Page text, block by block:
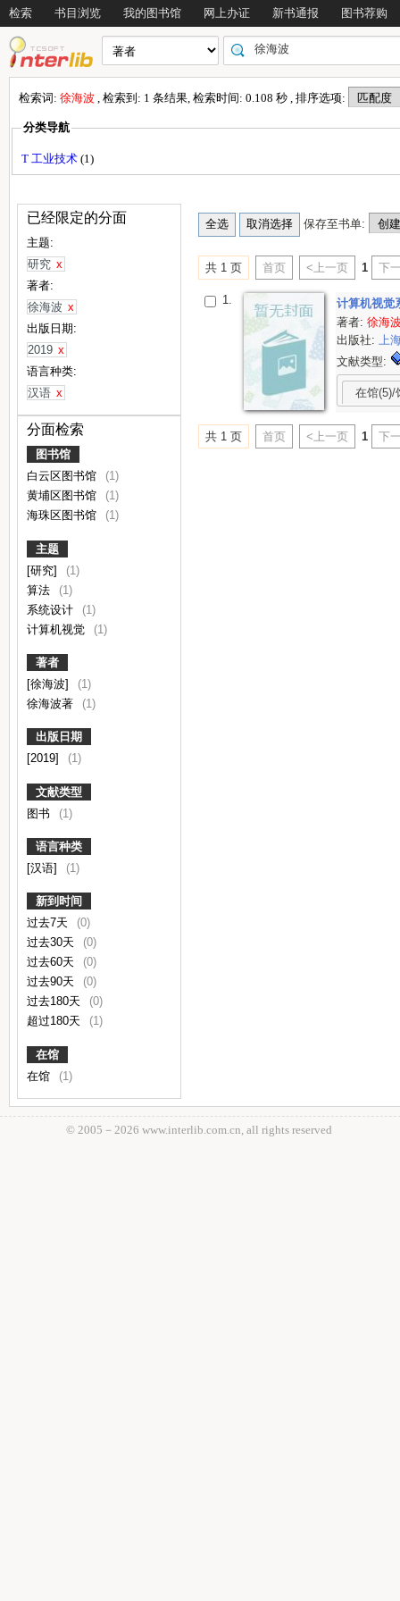
检索 书目浏览 我的图书馆 网上办证 新书通报 图书荐购
检索词: 徐海波 , 检索到: 1 条结果, 检索时间: 0.108 秒 , 排序选项:
分类导航
T 工业技术 (1)
已经限定的分面
主题:
研究 x
著者:
徐海波 x
出版日期:
2019 x
语言种类:
汉语 x
分面检索
图书馆
白云区图书馆
(1)
黄埔区图书馆
(1)
海珠区图书馆
(1)
主题
[研究]
(1)
算法
(1)
系统设计
(1)
计算机视觉
(1)
著者
[徐海波]
(1)
徐海波著
(1)
出版日期
[2019]
(1)
文献类型
图书
(1)
语言种类
[汉语]
(1)
新到时间
过去7天
(0)
过去30天
(0)
过去60天
(0)
过去90天
(0)
过去180天
(0)
超过180天
(1)
在馆
在馆
(1)
保存至书单:
共 1 页 首页 <上一页 1 下
1.
计算机视觉
著者:徐海
出版社:上
文献类型:
在馆(5)/
共 1 页 首页 <上一页 1 下
© 2005－ 2026 www.interlib.com.cn, all rights reserved